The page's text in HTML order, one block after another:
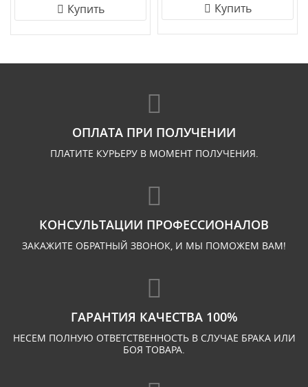
Купить Купить
ОПЛАТА ПРИ ПОЛУЧЕНИИ
ПЛАТИТЕ КУРЬЕРУ В МОМЕНТ ПОЛУЧЕНИЯ.
КОНСУЛЬТАЦИИ ПРОФЕССИОНАЛОВ
ЗАКАЖИТЕ ОБРАТНЫЙ ЗВОНОК, И МЫ ПОМОЖЕМ ВАМ!
ГАРАНТИЯ КАЧЕСТВА 100%
НЕСЕМ ПОЛНУЮ ОТВЕТСТВЕННОСТЬ В СЛУЧАЕ БРАКА ИЛИ
БОЯ ТОВАРА.